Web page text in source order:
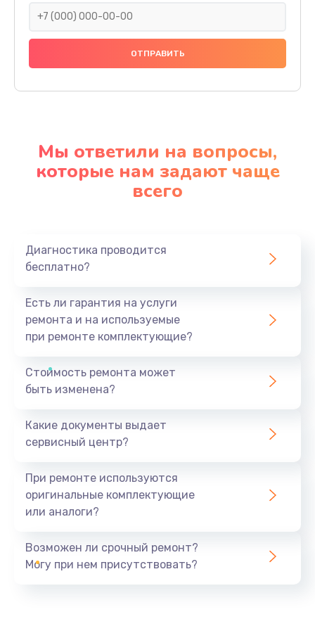
Мы ответили на вопросы,
которые нам задают чаще
всего
Диагностика проводится
бесплатно?
Есть ли гарантия на услуги
ремонта и на используемые
при ремонте комплектующие?
Стоимость ремонта может
быть изменена?
Какие документы выдает
сервисный центр?
При ремонте используются
оригинальные комплектующие
или аналоги?
Возможен ли срочный ремонт?
Могу при нем присутствовать?